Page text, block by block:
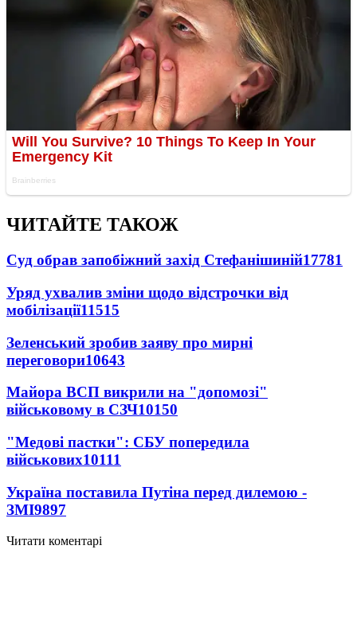
ЧИТАЙТЕ ТАКОЖ
Суд обрав запобіжний захід Стефанішиній17781
Уряд ухвалив зміни щодо відстрочки від
мобілізації11515
Зеленський зробив заяву про мирні
переговори10643
Майора ВСП викрили на "допомозі"
військовому в СЗЧ10150
"Медові пастки": СБУ попередила
військових10111
Україна поставила Путіна перед дилемою -
ЗМІ9897
Читати коментарі